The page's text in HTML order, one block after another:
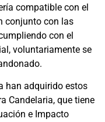
compatible con el
conjunto con las
con el
voluntariamente se
han adquirido estos
Candelaria, que tiene
e Impacto